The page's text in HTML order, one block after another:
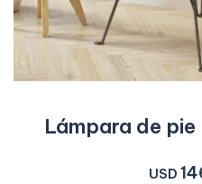
Lámpara de
USD